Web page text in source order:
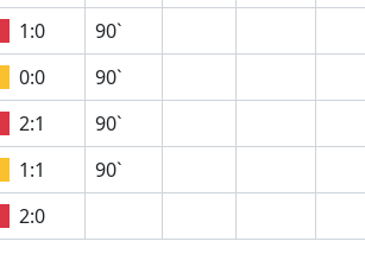
1:0
90`
0:0
90`
2:1
90`
1:1
90`
2:0